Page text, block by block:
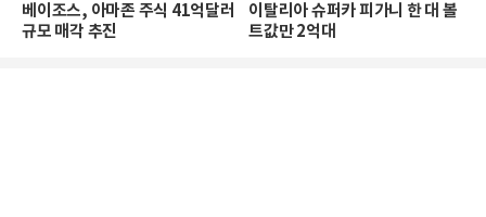
베이조스, 아마존 주식 41억달러
규모 매각 추진
이탈리아 슈퍼카 피가니 한 대 볼
트값만 2억대